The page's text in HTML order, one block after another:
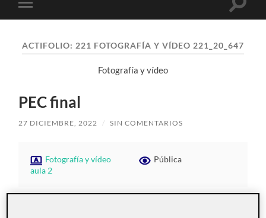
Alternar
el
móvil
ACTIFOLIO: 221 FOTOGRAFÍA Y VÍDEO 221_20_647
Fotografía y vídeo
PEC final
27 DICIEMBRE, 2022 / SIN COMENTARIOS
Fotografía y vídeo
aula 2
Pública